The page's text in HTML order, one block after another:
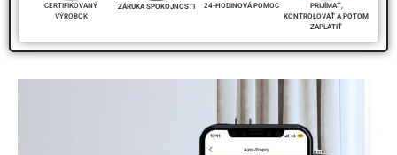
CERTIFIKOVANÝ
VÝROBOK
ZÁRUKA SPOKOJNOSTI 24-HODINOVÁ POMOC
PRIJÍMAŤ,
KONTROLOVAŤ A POTOM
ZAPLATIŤ